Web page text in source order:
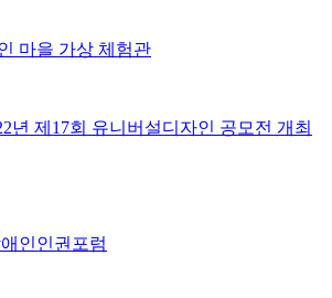
마을 가상 체험관
년 제17회 유니버설디자인 공모전 개최